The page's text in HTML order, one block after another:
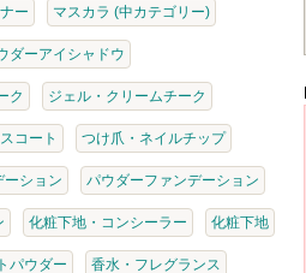
ー マスカラ (中カテゴリー)
ダーアイシャドウ
ク ジェル・クリームチーク
コート つけ爪・ネイルチップ
ーション パウダーファンデーション
化粧下地・コンシーラー 化粧下地
パウダー 香水・フレグランス